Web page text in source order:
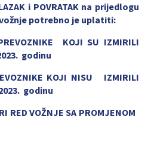
i POVRATAK na prijedlogu
potrebno je uplatiti:
KOJI SU IZMIRILI
godinu
KOJI NISU IZMIRILI
godinu
VOŽNJE SA PROMJENOM